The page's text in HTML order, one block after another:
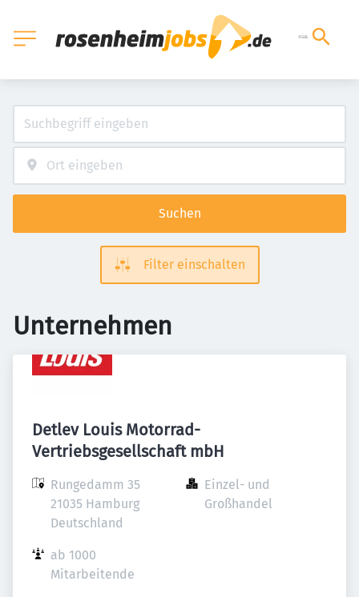
Suchen
Filter einschalten
Unternehmen
Detlev Louis Motorrad-
Vertriebsgesellschaft mbH
Rungedamm 35
21035 Hamburg
Deutschland
Einzel- und
Großhandel
ab 1000
Mitarbeitende